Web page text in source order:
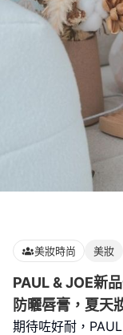
美妝時尚 美妝
PAUL & JOE新
防曬唇膏，夏天
期待咗好耐，